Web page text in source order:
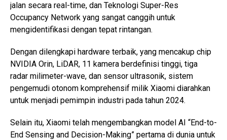
jalan secara real-time, dan Teknologi Super-Res
Occupancy Network yang sangat canggih untuk
mengidentifikasi dengan tepat rintangan.
Dengan dilengkapi hardware terbaik, yang mencakup chip
NVIDIA Orin, LiDAR, 11 kamera berdefinisi tinggi, tiga
radar milimeter-wave, dan sensor ultrasonik, sistem
pengemudi otonom komprehensif milik Xiaomi diarahkan
untuk menjadi pemimpin industri pada tahun 2024.
Selain itu, Xiaomi telah mengembangkan model AI “End-to-
End Sensing and Decision-Making” pertama di dunia untuk